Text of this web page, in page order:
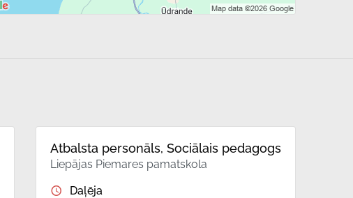
Atbalsta personāls, Sociālais pedagogs
Liepājas Piemares pamatskola
Daļēja